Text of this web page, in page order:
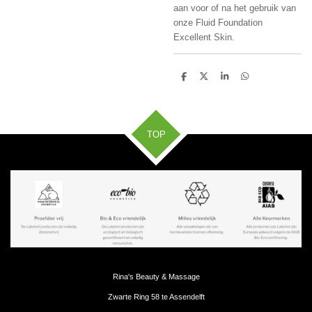
aan voor of na het gebruik van
onze Fluid Foundation
Excellent Skin.
D
D
S
D
TOP
Rina's Beauty & Massage
Zwarte Ring 58 te Assendelft